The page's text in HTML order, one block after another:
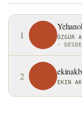
1 ÖZGÜR
·
2 EKIN